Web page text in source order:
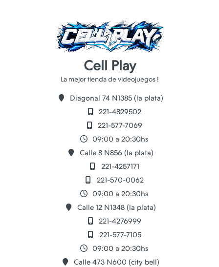
Cell Play
Diagonal 74 N1385 (la plata)
221-4829502
221-577-7069
09:00 a 20:30hs
Calle 8 N856 (la plata)
221-4257171
221-570-0062
09:00 a 20:30hs
Calle 12 N1348 (la plata)
221-4276999
221-577-7105
09:00 a 20:30hs
Calle 473 N600 (city bell)